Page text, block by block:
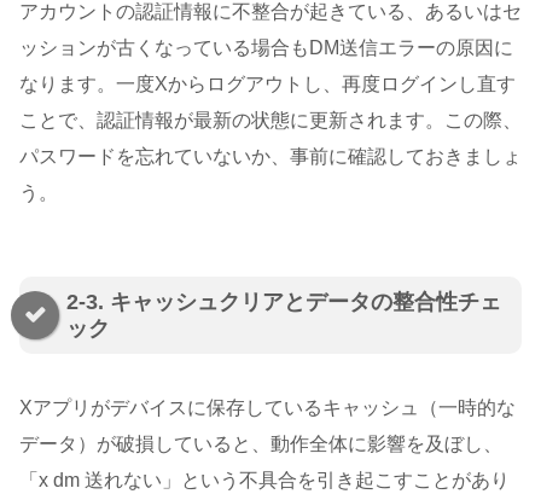
アカウントの認証情報に不整合が起きている、あるいはセ
ッションが古くなっている場合もDM送信エラーの原因に
なります。一度Xからログアウトし、再度ログインし直す
ことで、認証情報が最新の状態に更新されます。この際、
パスワードを忘れていないか、事前に確認しておきましょ
う。
2-3. キャッシュクリアとデータの整合性チェ
ック
Xアプリがデバイスに保存しているキャッシュ（一時的な
データ）が破損していると、動作全体に影響を及ぼし、
「x dm 送れない」という不具合を引き起こすことがあり